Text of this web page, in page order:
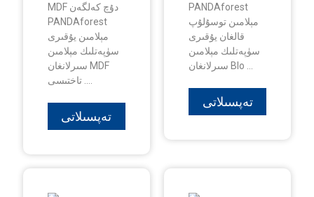
MDF دۇچ كەلگەن
PANDAforest
مېلامىن يۇقىرى
سۈپەتلىك مېلامىن
سىرلانغان MDF
تاختىسى ....
تەپسىلاتى
PANDAforest
مېلامىن توسۇلۇپ
قالغان يۇقىرى
سۈپەتلىك مېلامىن
سىرلانغان Blo ...
تەپسىلاتى